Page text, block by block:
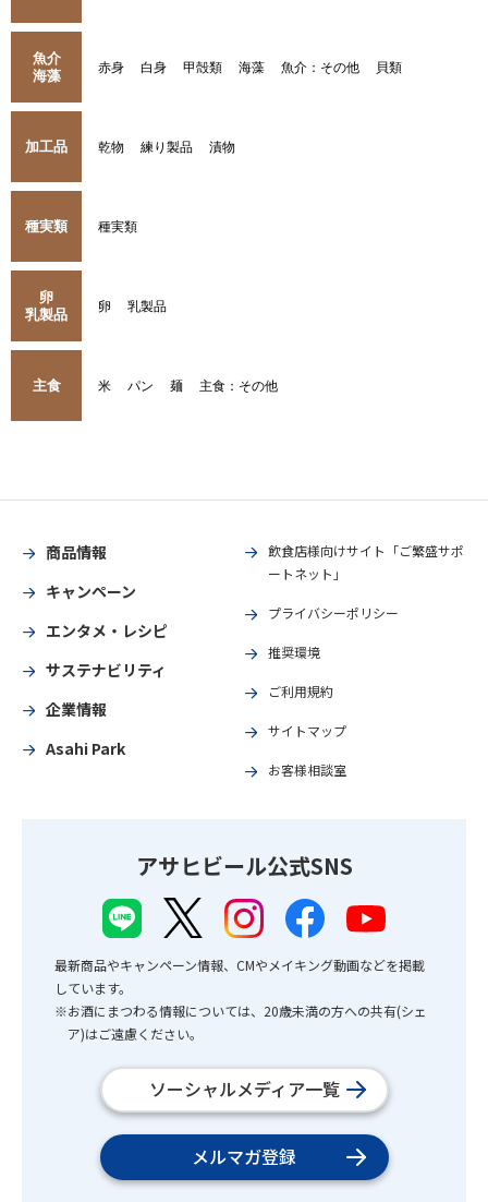
魚介
海藻
赤身 白身 甲殻類 海藻 魚介：その他 貝類
加工品 乾物 練り製品 漬物
種実類 種実類
卵
乳製品
卵 乳製品
主食 米 パン 麺 主食：その他
商品情報
キャンペーン
エンタメ・レシピ
サステナビリティ
企業情報
Asahi Park
飲食店様向けサイト「ご繁盛サポ
ートネット」
プライバシーポリシー
推奨環境
ご利用規約
サイトマップ
お客様相談室
アサヒビール公式SNS
最新商品やキャンペーン情報、CMやメイキング動画などを掲載
しています。
※お酒にまつわる情報については、20歳未満の方への共有(シェ
ア)はご遠慮ください。
ソーシャルメディア一覧
メルマガ登録